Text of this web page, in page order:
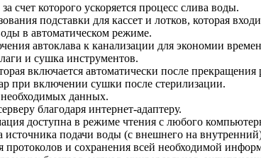
счет которого ускоряется процесс слива воды.
подставки для кассет и лотков, которая
в автоматическом режиме.
автоклава к канализации для экономии
и сушка инструментов.
включается автоматически после прекращения
при включении сушки после стерилизации.
данных.
благодаря интернет-адаптеру.
доступна в режиме чтения с любого
источника подачи воды (с внешнего на
протоколов и сохранения всей необходимой